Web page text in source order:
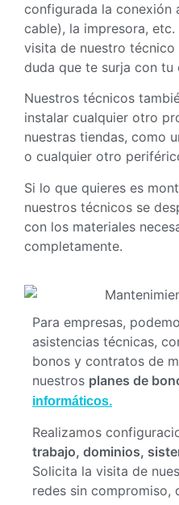
configurada la conexión
cable), la impresora,
visita de nuestro
duda que te surja con tu
Nuestros técnicos
instalar cualquier otro
nuestras tiendas, como
o cualquier otro
Si lo que quieres es
nuestros técnicos se
con los materiales
completamente.
Para empresas,
asistencias técnicas,
bonos y contratos de
nuestros planes de
informáticos.
Realizamos
trabajo, dominios,
Solicita la visita de
redes sin compromiso,